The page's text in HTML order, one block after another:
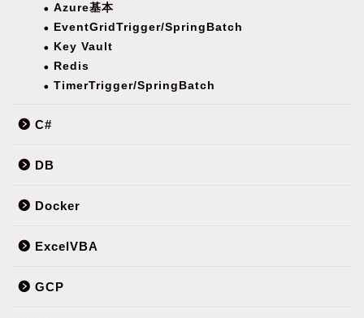
Azure基本
EventGridTrigger/SpringBatch
Key Vault
Redis
TimerTrigger/SpringBatch
C#
DB
Docker
ExcelVBA
GCP